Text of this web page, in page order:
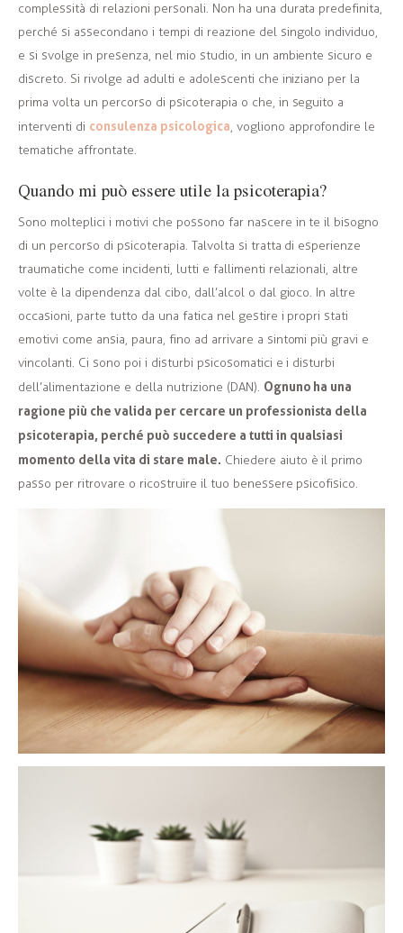
complessità di relazioni personali. Non ha una durata predefinita,
perché si assecondano i tempi di reazione del singolo individuo,
e si svolge in presenza, nel mio studio, in un ambiente sicuro e
discreto. Si rivolge ad adulti e adolescenti che iniziano per la
prima volta un percorso di psicoterapia o che, in seguito a
interventi di consulenza psicologica, vogliono approfondire le
tematiche affrontate.
Quando mi può essere utile la psicoterapia?
Sono molteplici i motivi che possono far nascere in te il bisogno
di un percorso di psicoterapia. Talvolta si tratta di esperienze
traumatiche come incidenti, lutti e fallimenti relazionali, altre
volte è la dipendenza dal cibo, dall’alcol o dal gioco. In altre
occasioni, parte tutto da una fatica nel gestire i propri stati
emotivi come ansia, paura, fino ad arrivare a sintomi più gravi e
vincolanti. Ci sono poi i disturbi psicosomatici e i disturbi
dell’alimentazione e della nutrizione (DAN). Ognuno ha una
ragione più che valida per cercare un professionista della
psicoterapia, perché può succedere a tutti in qualsiasi
momento della vita di stare male. Chiedere aiuto è il primo
passo per ritrovare o ricostruire il tuo benessere psicofisico.